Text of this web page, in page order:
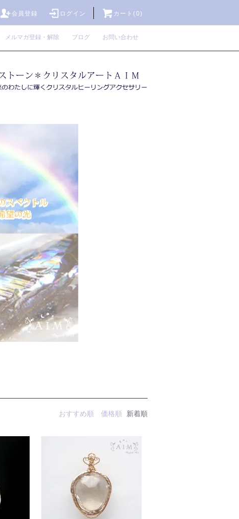
会員登録 ログイン カート(0)
メルマガ登録・解除 ブログ お問い合わせ
おすすめ順 価格順 新着順